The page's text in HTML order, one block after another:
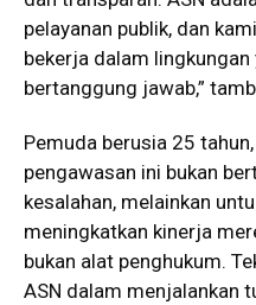
pelayanan publik, dan
bekerja dalam
bertanggung jawab,”
Pemuda berusia 25
pengawasan ini bukan
kesalahan, melainkan
meningkatkan kinerja
bukan alat penghukum.
ASN dalam menjalankan